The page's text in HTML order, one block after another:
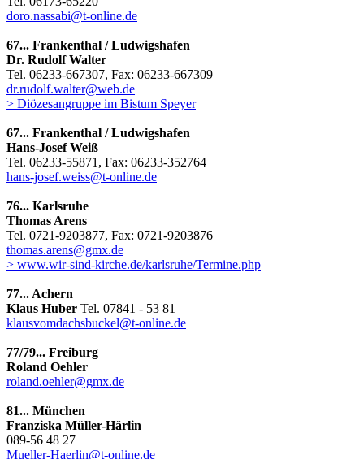
doro.nassabi@t-online.de
67... Frankenthal / Ludwigshafen
Dr. Rudolf Walter
Tel. 06233-667307, Fax: 06233-667309
dr.rudolf.walter@web.de
> Diözesangruppe im Bistum Speyer
67... Frankenthal / Ludwigshafen
Hans-Josef Weiß
Tel. 06233-55871, Fax: 06233-352764
hans-josef.weiss@t-online.de
76... Karlsruhe
Thomas Arens
Tel. 0721-9203877, Fax: 0721-9203876
thomas.arens@gmx.de
> www.wir-sind-kirche.de/karlsruhe/Termine.php
77... Achern
Klaus Huber Tel. 07841 - 53 81
klausvomdachsbuckel@t-online.de
77/79... Freiburg
Roland Oehler
roland.oehler@gmx.de
81... München
Franziska Müller-Härlin
089-56 48 27
Mueller-Haerlin@t-online.de